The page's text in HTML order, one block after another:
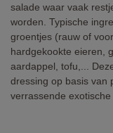
salade waar vaak
worden. Typische
groentjes (rauw of
hardgekookte eieren,
aardappel, tofu,...
dressing op basis van
verrassende